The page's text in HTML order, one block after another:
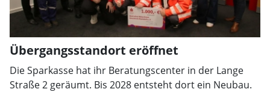
Übergangsstandort eröffnet
Die Sparkasse hat ihr Beratungscenter in der Lange
Straße 2 geräumt. Bis 2028 entsteht dort ein Neubau.